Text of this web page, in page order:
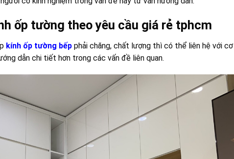
ốp tường theo yêu cầu giá rẻ tphcm
kính ốp tường bếp phải chăng, chất lượng thì có thể liên hệ với
dẫn chi tiết hơn trong các vấn đề liên quan.